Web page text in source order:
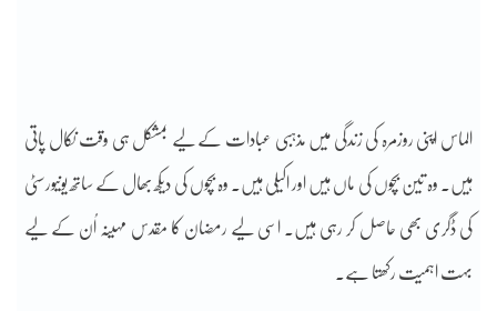
الماس اپنی روزمرہ کی زندگی میں مذہبی عبادات کے لیے بمشکل ہی وقت نکال پاتی
ہیں۔ وہ تین بچوں کی ماں ہیں اور اکیلی ہیں۔ وہ بچوں کی دیکھ بھال کے ساتھ یونیورسٹی
کی ڈگری بھی حاصل کر رہی ہیں۔ اسی لیے رمضان کا مقدس مہینہ اُن کے لیے
بہت اہمیت رکھتا ہے۔